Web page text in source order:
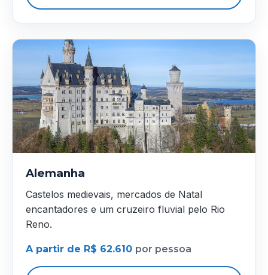
Alemanha
Castelos medievais, mercados de Natal
encantadores e um cruzeiro fluvial pelo Rio
Reno.
A partir de R$ 62.610 por pessoa